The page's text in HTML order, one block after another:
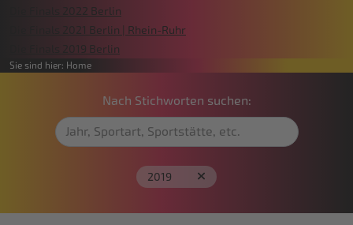
Die Finals 2022 Berlin
Die Finals 2021 Berlin | Rhein-Ruhr
Die Finals 2019 Berlin
Sie sind hier: Home
Nach Stichworten suchen:
2019